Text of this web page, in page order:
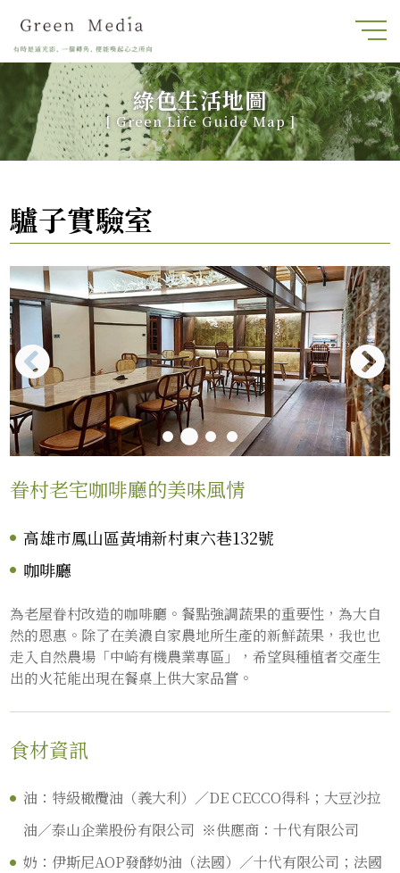
綠色生活地圖
[ Green Life Guide Map]
驢子實驗室
眷村老宅咖啡廳的美味風情
高雄市鳳山區黃埔新村東六巷132號
咖啡廳
為老屋眷村改造的咖啡廳。餐點強調蔬果的重要性，為大自
然的恩惠。除了在美濃自家農地所生產的新鮮蔬果，我也也
走入自然農場「中崎有機農業專區」，希望與種植者交產生
出的火花能出現在餐桌上供大家品嘗。
食材資訊
油：特級橄欖油（義大利）／DE CECCO得科；大豆沙拉
油／泰山企業股份有限公司 ※供應商：十代有限公司
奶：伊斯尼AOP發酵奶油（法國）／十代有限公司；法國